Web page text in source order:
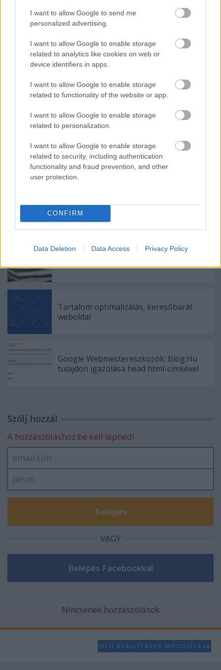
I want to allow Google to send me
personalized advertising.
I want to allow Google to enable storage
related to analytics like cookies on web or
device identifiers in apps.
I want to allow Google to enable storage
related to functionality of the website or app.
I want to allow Google to enable storage
related to personalization.
I want to allow Google to enable storage
related to security, including authentication
functionality and fraud prevention, and other
user protection.
CONFIRM
Data Deletion Data Access Privacy Policy
megbeszélni a szakértő.
Címkék:google keresőoptimalizálás
Ajánlott bejegyzések:
Magénélet és közegészség
Szemantikus optimalizálás és linképítés
Tartalom optimalizálás, keresőbarát
weboldal
Google Webmestereszközök: Blog.Hu
tulajdon igazolása head html-címkével
Szólj hozzá!
A hozzászóláshoz be kell lépned!
VAGY
Nincsenek hozzászólások
SÜTI BEÁLLÍTÁSOK MÓDOSÍTÁSA